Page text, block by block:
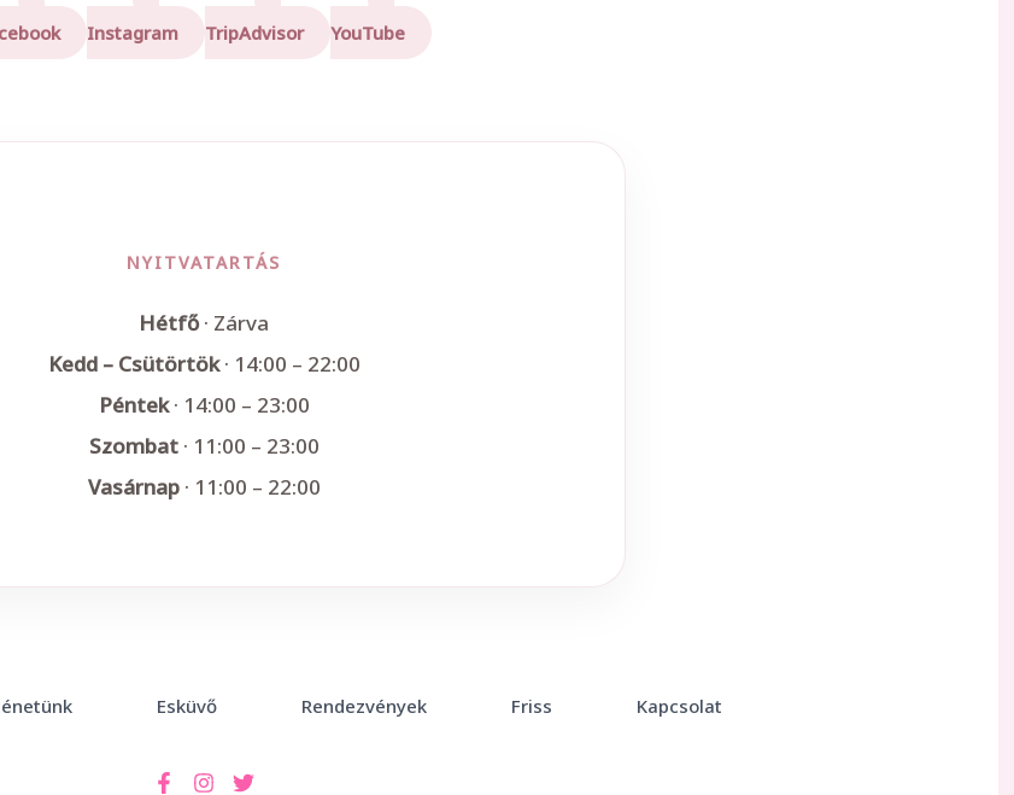
Instagram TripAdvisor YouTube
NYITVATARTÁS
Hétfő· Zárva
Kedd – Csütörtök· 14:00 – 22:00
Péntek· 14:00 – 23:00
Szombat· 11:00 – 23:00
Vasárnap· 11:00 – 22:00
Esküvő Rendezvények Friss Kapcsolat